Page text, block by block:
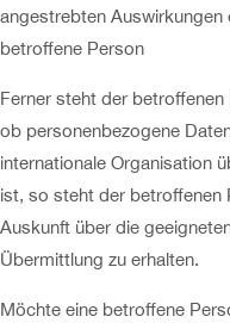
angestrebten Auswirkungen
betroffene Person
Ferner steht der
ob personenbezogene
internationale Organisation
ist, so steht der betroffenen
Auskunft über die
Übermittlung zu erhalten.
Möchte eine betroffene